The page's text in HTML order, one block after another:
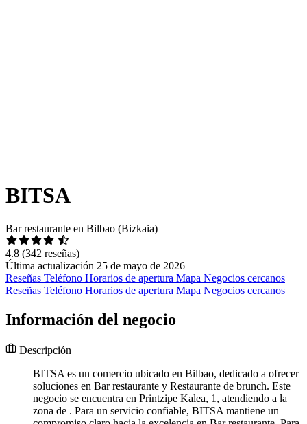
BITSA
Bar restaurante en Bilbao (Bizkaia)
4.8 (342 reseñas)
Última actualización 25 de mayo de 2026
Reseñas Teléfono Horarios de apertura Mapa Negocios cercanos
Reseñas Teléfono Horarios de apertura Mapa Negocios cercanos
Información del negocio
Descripción
BITSA es un comercio ubicado en Bilbao, dedicado a ofrecer
soluciones en Bar restaurante y Restaurante de brunch. Este
negocio se encuentra en Printzipe Kalea, 1, atendiendo a la
zona de . Para un servicio confiable, BITSA mantiene un